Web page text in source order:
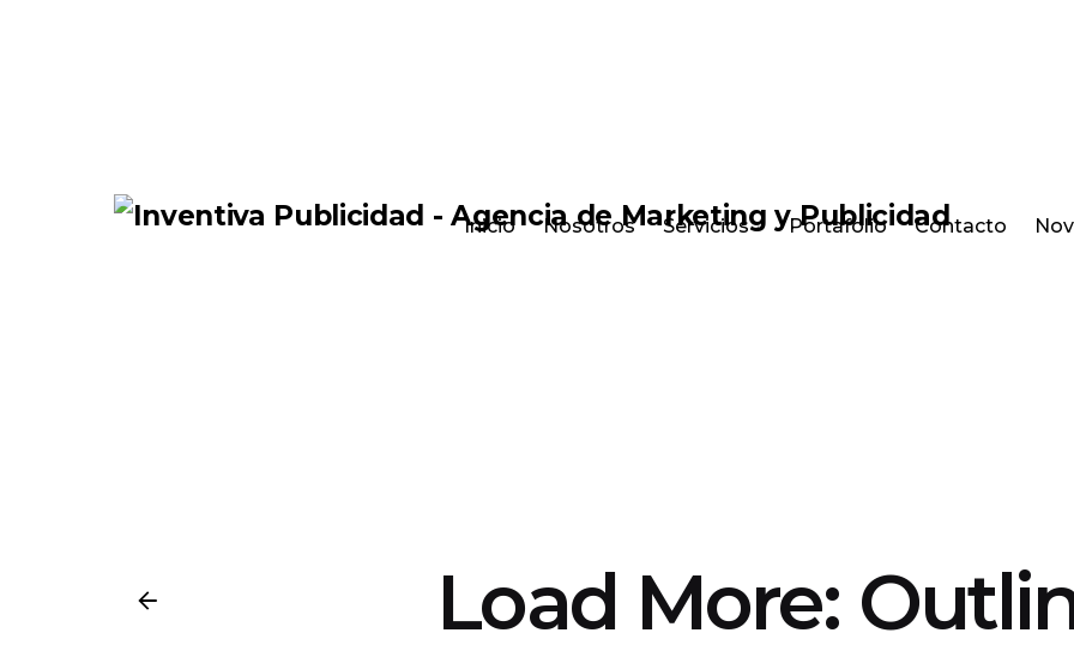
Inicio Nosotros Servicios Portafolio Contacto
Load More: